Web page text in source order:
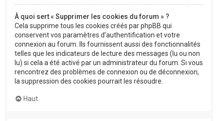
À quoi sert « Supprimer les cookies du forum » ?
Cela supprime tous les cookies créés par phpBB qui
conservent vos paramètres d’authentification et votre
connexion au forum. Ils fournissent aussi des fonctionnalités
telles que les indicateurs de lecture des messages (lu ou non
lu) si cela a été activé par un administrateur du forum. Si vous
rencontrez des problèmes de connexion ou de déconnexion,
la suppression des cookies pourrait les résoudre.
Haut